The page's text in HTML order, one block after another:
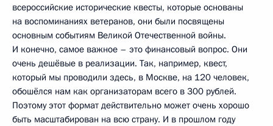
всероссийские исторические квесты, которые основаны
на воспоминаниях ветеранов, они были посвящены
основным событиям Великой Отечественной войны.
И конечно, самое важное – это финансовый вопрос. Они
очень дешёвые в реализации. Так, например, квест,
который мы проводили здесь, в Москве, на 120 человек,
обошёлся нам как организаторам всего в 300 рублей.
Поэтому этот формат действительно может очень хорошо
быть масштабирован на всю страну. И в прошлом году